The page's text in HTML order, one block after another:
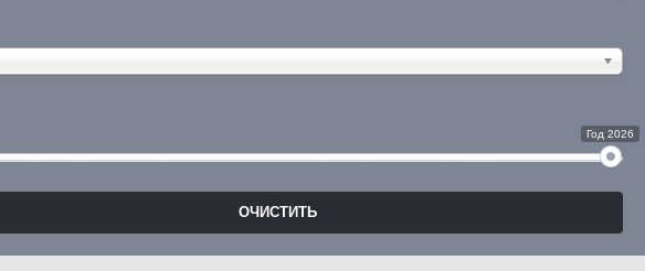
Год 2026